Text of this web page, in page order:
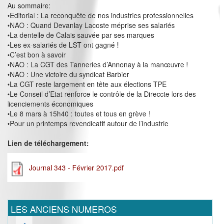
Au sommaire:
•Editorial : La reconquête de nos industries professionnelles
•NAO : Quand Devanlay Lacoste méprise ses salariés
•La dentelle de Calais sauvée par ses marques
•Les ex-salariés de LST ont gagné !
•C’est bon à savoir
•NAO : La CGT des Tanneries d’Annonay à la manœuvre !
•NAO : Une victoire du syndicat Barbier
•La CGT reste largement en tête aux élections TPE
•Le Conseil d’Etat renforce le contrôle de la Direccte lors des
licenciements économiques
•Le 8 mars à 15h40 : toutes et tous en grève !
•Pour un printemps revendicatif autour de l’industrie
Lien de téléchargement:
Journal 343 - Février 2017.pdf
LES ANCIENS NUMEROS